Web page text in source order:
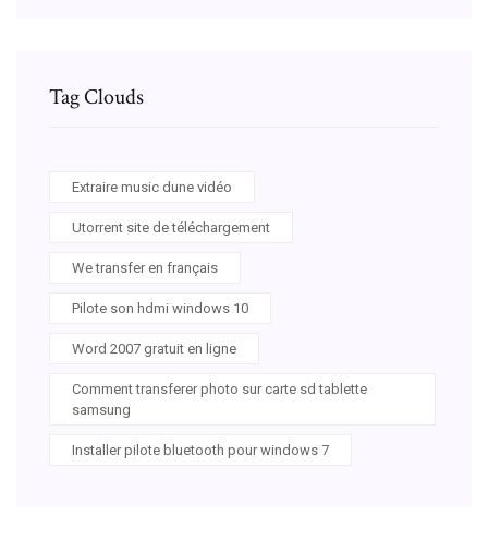
Tag Clouds
Extraire music dune vidéo
Utorrent site de téléchargement
We transfer en français
Pilote son hdmi windows 10
Word 2007 gratuit en ligne
Comment transferer photo sur carte sd tablette
samsung
Installer pilote bluetooth pour windows 7